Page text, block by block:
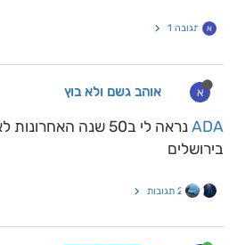
א תגובה 1
א אוהב גשם ולא בוץ
ADA
בירושלים
2 תגובות